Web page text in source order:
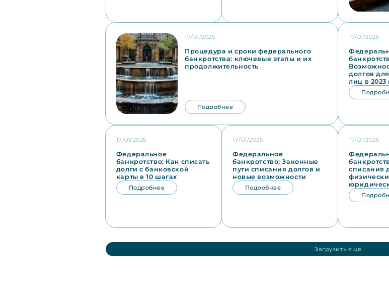
17/01/2025
Процедура и сроки федерального
банкротства: ключевые этапы и их
продолжительность
Подробнее
17/01/2025
долгов
лиц в 2023
17/01/2025
Федеральное
банкротство: Как списать
долги с банковской
карты в 10 шагах
Подробнее
17/01/2025
Федеральное
банкротство: Законные
пути списания долгов и
новые возможности
Подробнее
17/01/2025
списания
Загрузить еще